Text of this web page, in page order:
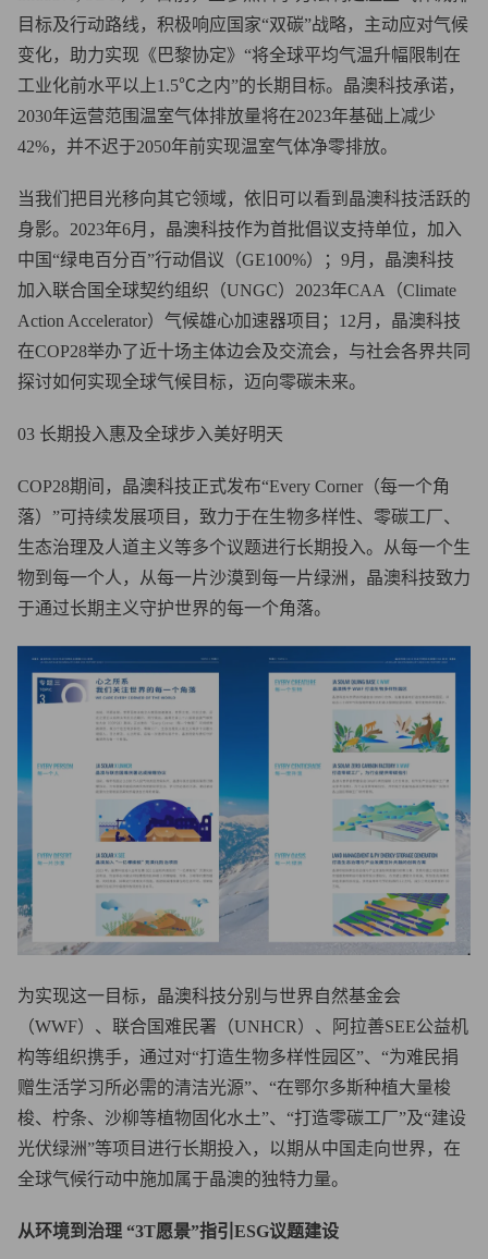
目标及行动路线，积极响应国家“双碳”战略，主动应对气候
变化，助力实现《巴黎协定》“将全球平均气温升幅限制在
工业化前水平以上1.5℃之内”的长期目标。晶澳科技承诺，
2030年运营范围温室气体排放量将在2023年基础上减少
42%，并不迟于2050年前实现温室气体净零排放。
当我们把目光移向其它领域，依旧可以看到晶澳科技活跃的
身影。2023年6月，晶澳科技作为首批倡议支持单位，加入
中国“绿电百分百”行动倡议（GE100%）；9月，晶澳科技
加入联合国全球契约组织（UNGC）2023年CAA（Climate
Action Accelerator）气候雄心加速器项目；12月，晶澳科技
在COP28举办了近十场主体边会及交流会，与社会各界共同
探讨如何实现全球气候目标，迈向零碳未来。
03 长期投入惠及全球步入美好明天
COP28期间，晶澳科技正式发布“Every Corner（每一个角
落）”可持续发展项目，致力于在生物多样性、零碳工厂、
生态治理及人道主义等多个议题进行长期投入。从每一个生
物到每一个人，从每一片沙漠到每一片绿洲，晶澳科技致力
于通过长期主义守护世界的每一个角落。
为实现这一目标，晶澳科技分别与世界自然基金会
（WWF）、联合国难民署（UNHCR）、阿拉善SEE公益机
构等组织携手，通过对“打造生物多样性园区”、“为难民捐
赠生活学习所必需的清洁光源”、“在鄂尔多斯种植大量梭
梭、柠条、沙柳等植物固化水土”、“打造零碳工厂”及“建设
光伏绿洲”等项目进行长期投入，以期从中国走向世界，在
全球气候行动中施加属于晶澳的独特力量。
从环境到治理 “3T愿景”指引ESG议题建设